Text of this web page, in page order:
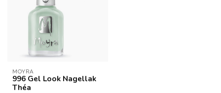
MOYRA
996 Gel Look Nagellak
Théa